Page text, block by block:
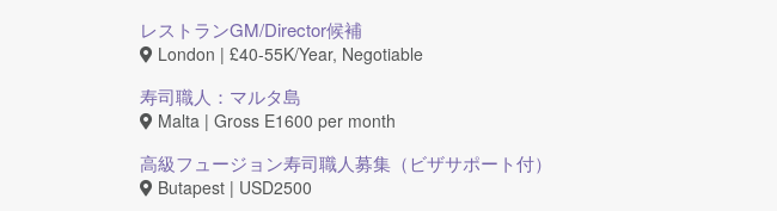
レストランGM/Director候補
London | £40-55K/Year, Negotiable
寿司職人：マルタ島
Malta | Gross E1600 per month
高級フュージョン寿司職人募集（ビザサポート付）
Butapest | USD2500